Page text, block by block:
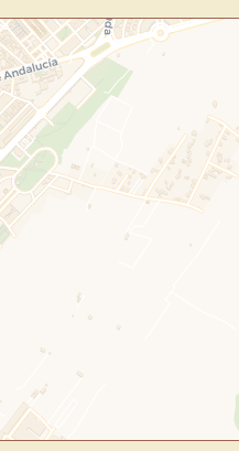
Crea eventos y noticias
Explorar obras